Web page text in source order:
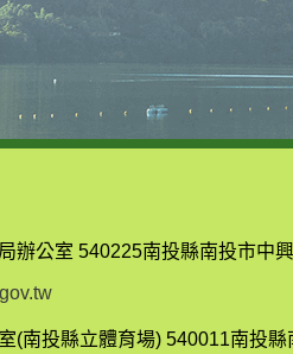
辦公室 540225南投縣南投市中
(南投縣立體育場) 540011南投縣